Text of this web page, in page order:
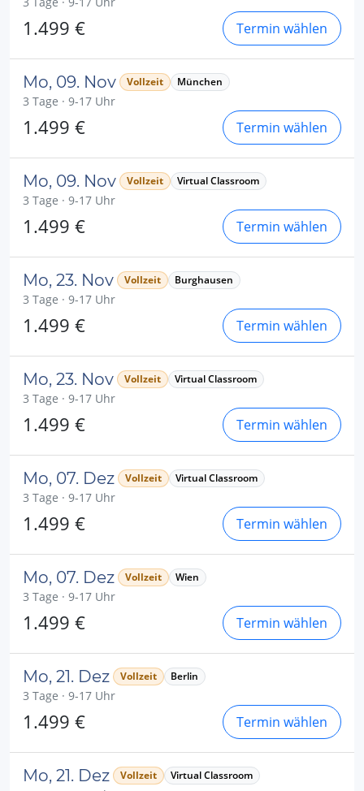
1.499 € Termin wählen
Mo, 09. Nov Vollzeit München
3 Tage · 9-17 Uhr
1.499 € Termin wählen
Mo, 09. Nov Vollzeit Virtual Classroom
3 Tage · 9-17 Uhr
1.499 € Termin wählen
Mo, 23. Nov Vollzeit Burghausen
3 Tage · 9-17 Uhr
1.499 € Termin wählen
Mo, 23. Nov Vollzeit Virtual Classroom
3 Tage · 9-17 Uhr
1.499 € Termin wählen
Mo, 07. Dez Vollzeit Virtual Classroom
3 Tage · 9-17 Uhr
1.499 € Termin wählen
Mo, 07. Dez Vollzeit Wien
3 Tage · 9-17 Uhr
1.499 € Termin wählen
Mo, 21. Dez Vollzeit Berlin
3 Tage · 9-17 Uhr
1.499 € Termin wählen
Mo, 21. Dez Vollzeit Virtual Classroom